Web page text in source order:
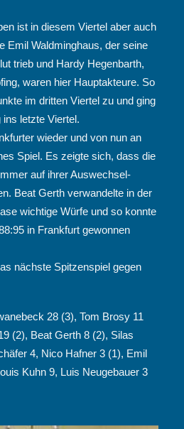
ist in diesem Viertel aber auch
Emil Waldminghaus, der seine
trieb und Hardy Hegenbarth,
waren hier Hauptakteure. So
im dritten Viertel zu und ging
ins letzte Viertel.
wieder und von nun an
Spiel. Es zeigte sich, dass die
auf ihrer Auswechsel-
Beat Gerth verwandelte in der
wichtige Würfe und so konnte
in Frankfurt gewonnen
nächste Spitzenspiel gegen
28 (3), Tom Brosy 11
(2), Beat Gerth 8 (2), Silas
4, Nico Hafner 3 (1), Emil
Kuhn 9, Luis Neugebauer 3